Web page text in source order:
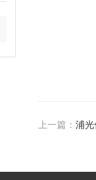
上一篇：浦